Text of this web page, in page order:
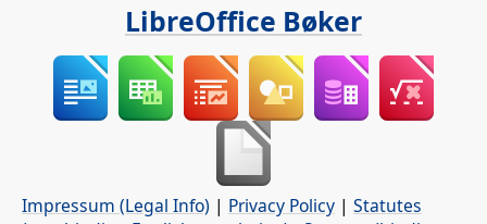
LibreOffice Bøker
Impressum (Legal Info) | Privacy Policy | Statutes